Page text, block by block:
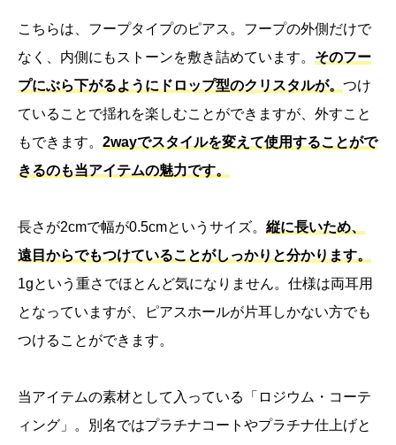
こちらは、フープタイプのピアス。フープの外側だけで
なく、内側にもストーンを敷き詰めています。 そのフー
プにぶら下がるようにドロップ型のクリスタルが。 つけ
ていることで揺れを楽しむことができますが、外すこと
もできます。 2wayでスタイルを変えて使用することがで
きるのも当アイテムの魅力です。
長さが2cmで幅が0.5cmというサイズ。 縦に長いため、
遠目からでもつけていることがしっかりと分かります。
1gという重さでほとんど気になりません。仕様は両耳用
となっていますが、ピアスホールが片耳しかない方でも
つけることができます。
当アイテムの素材として入っている「ロジウム・コーテ
ィング」。別名ではプラチナコートやプラチナ仕上げと